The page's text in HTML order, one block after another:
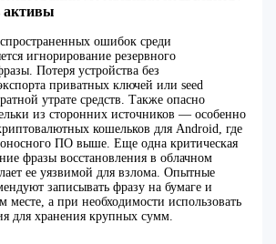
активы
ошибок среди
игнорирование резервного
Потеря устройства без
приватных ключей или seed
утрате средств. Также опасно
из сторонних источников — особенно
кошельков для Android, где
ПО выше. Еще одна критическая
фразы восстановления в облачном
ее уязвимой для взлома. Опытные
записывать фразу на бумаге и
месте, а при необходимости использовать
для хранения крупных сумм.